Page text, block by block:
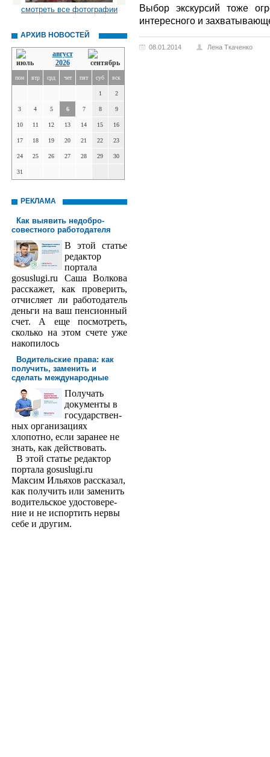
смотреть все фотографии
АРХИВ НОВОСТЕЙ
август
2026
пон втр срд чет пят суб вск
1 2
3 4 5 6 7 8 9
10 11 12 13 14 15 16
17 18 19 20 21 22 23
24 25 26 27 28 29 30
31
РЕКЛАМА
Как выявить недобро­
совестного работодателя
В этой статье
редактор
порта­ла
gosuslugi.ru Саша Волкова
расскажет, как проверить,
отчисляет ли работодатель
деньги на ваш пенсионный
счет. А еще посмотреть,
сколько на этом счете уже
накопилось
Водительские права: как
получить, заменить и
сделать международ­ные
Получать
доку­менты в
государствен­
ных организациях
хлопотно, если заранее не
знать, как действовать.
В этой статье редактор
портала gosuslugi.ru
Максим Ильяхов рассказал,
как получить или заменить
водительское удостовере­
ние и не испортить нервы
себе и другим.
Выбор экскурсий тоже
интересного и
08.01.2014 Лена Ткаченко